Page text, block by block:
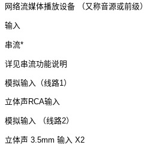
网络流媒体播放设备 （又称音源或前级）
输入
串流*
详见串流功能说明
模拟输入（线路1）
立体声RCA输入
模拟输入 （线路2）
立体声 3.5mm 输入 X2